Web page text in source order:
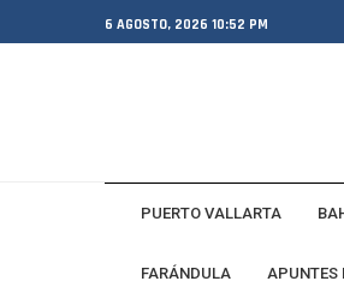
6 AGOSTO, 2026 10:52 PM
PUERTO VALLARTA
FARÁNDULA APUNTES